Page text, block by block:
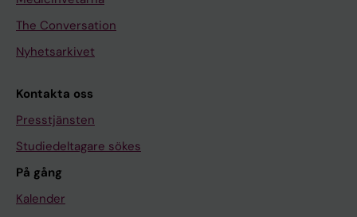
The Conversation
Nyhetsarkivet
Kontakta oss
Presstjänsten
Studiedeltagare sökes
På gång
Kalender